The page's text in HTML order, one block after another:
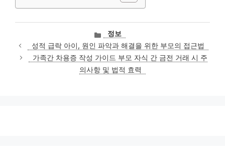
카
테
고
리
정보
성적 급락 아이, 원인 파악과 해결을 위한 부모의 접근법
가족간 차용증 작성 가이드 부모 자식 간 금전 거래 시 주
의사항 및 법적 효력